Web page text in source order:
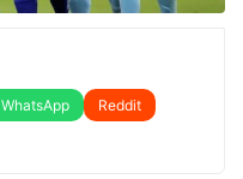
WhatsApp
Reddit